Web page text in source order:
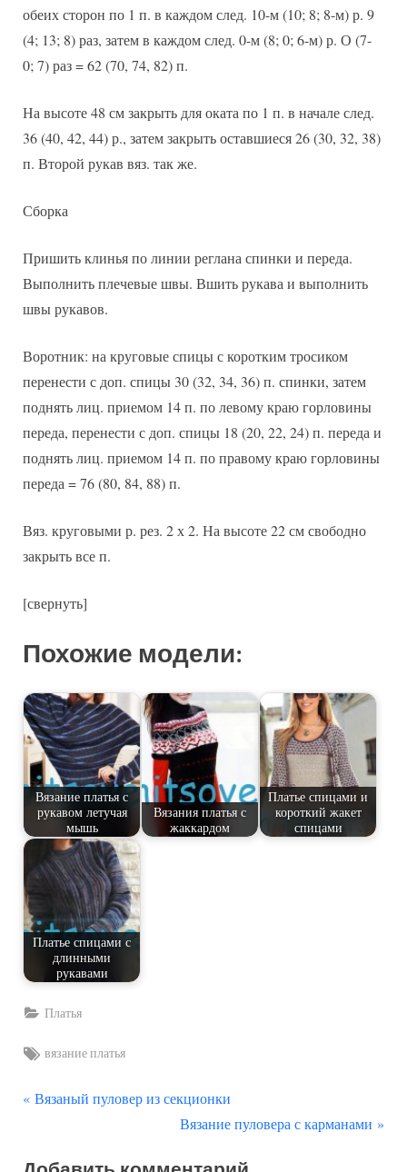
обеих сторон по 1 п. в каждом след. 10-м (10; 8; 8-м) р. 9
(4; 13; 8) раз, затем в каждом след. 0-м (8; 0; 6-м) р. О (7-
0; 7) раз = 62 (70, 74, 82) п.
На высоте 48 см закрыть для оката по 1 п. в начале след.
36 (40, 42, 44) р., затем закрыть оставшиеся 26 (30, 32, 38)
п. Второй рукав вяз. так же.
Сборка
Пришить клинья по линии реглана спинки и переда.
Выполнить плечевые швы. Вшить рукава и выполнить
швы рукавов.
Воротник: на круговые спицы с коротким тросиком
перенести с доп. спицы 30 (32, 34, 36) п. спинки, затем
поднять лиц. приемом 14 п. по левому краю горловины
переда, перенести с доп. спицы 18 (20, 22, 24) п. переда и
поднять лиц. приемом 14 п. по правому краю горловины
переда = 76 (80, 84, 88) п.
Вяз. круговыми р. рез. 2 х 2. На высоте 22 см свободно
закрыть все п.
[свернуть]
Похожие модели:
Вязание платья с
рукавом летучая
мышь
Вязания платья с
жаккардом
Платье спицами и
короткий жакет
спицами
Платье спицами с
длинными
рукавами
Платья
Tags:
вязание платья
Навигация
П
Вязаный пуловер из секционки
С
Вязание пуловера с карманами